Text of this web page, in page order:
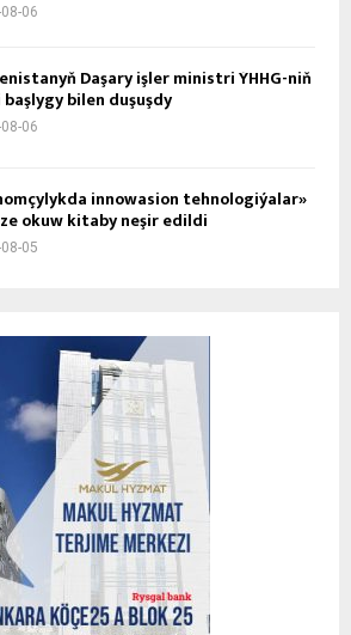
06
Daşary işler ministri ÝHHG-niň
bilen duşuşdy
06
innowasion tehnologiýalar»
okuw kitaby neşir edildi
05